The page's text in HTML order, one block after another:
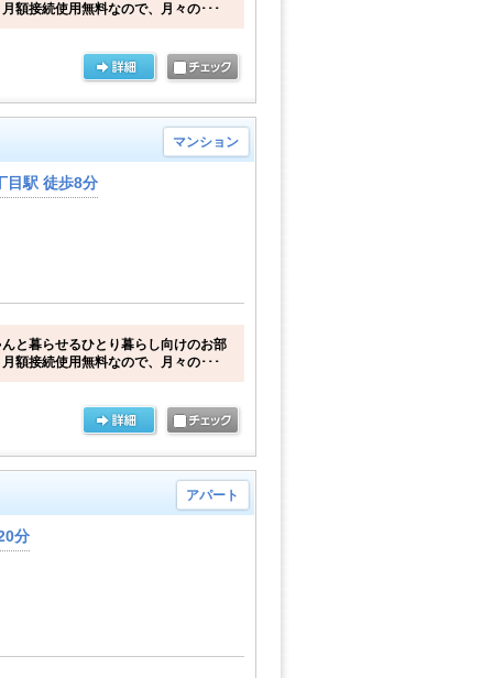
額接続使用無料なので、月々の･･･
マンション
目駅 徒歩8分
と暮らせるひとり暮らし向けのお部
額接続使用無料なので、月々の･･･
アパート
分